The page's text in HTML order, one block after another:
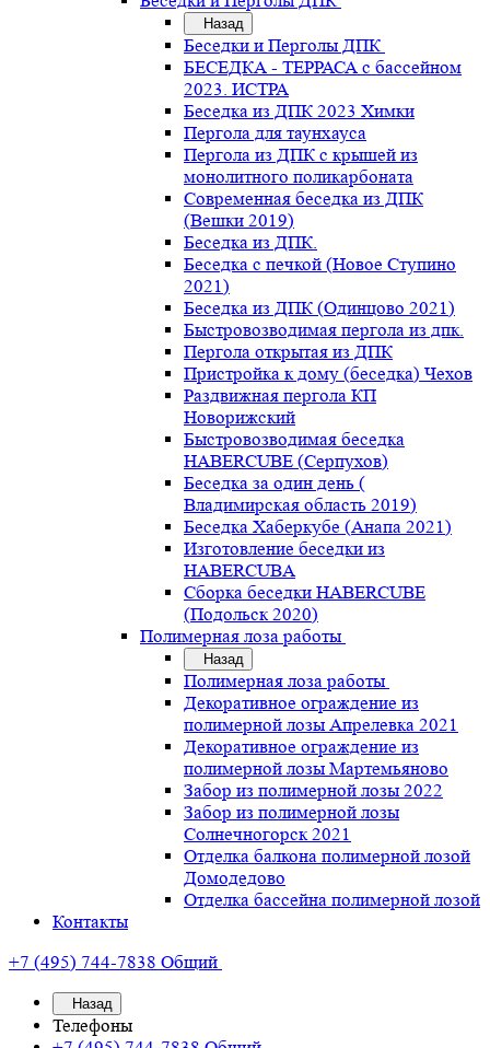
Назад
Беседки и Перголы ДПК
БЕСЕДКА - ТЕРРАСА с бассейном
2023. ИСТРА
Беседка из ДПК 2023 Химки
Пергола для таунхауса
Пергола из ДПК с крышей из
монолитного поликарбоната
Современная беседка из ДПК
(Вешки 2019)
Беседка из ДПК.
Беседка с печкой (Новое Ступино
2021)
Беседка из ДПК (Одинцово 2021)
Быстровозводимая пергола из дпк.
Пергола открытая из ДПК
Пристройка к дому (беседка) Чехов
Раздвижная пергола КП
Новорижский
Быстровозводимая беседка
HABERCUBE (Серпухов)
Беседка за один день (
Владимирская область 2019)
Беседка Хаберкубе (Анапа 2021)
Изготовление беседки из
HABERCUBA
Сборка беседки HABERCUBE
(Подольск 2020)
Полимерная лоза работы
Назад
Полимерная лоза работы
Декоративное ограждение из
полимерной лозы Апрелевка 2021
Декоративное ограждение из
полимерной лозы Мартемьяново
Забор из полимерной лозы 2022
Забор из полимерной лозы
Солнечногорск 2021
Отделка балкона полимерной лозой
Домодедово
Отделка бассейна полимерной лозой
Контакты
+7 (495) 744-7838 Общий
Назад
Телефоны